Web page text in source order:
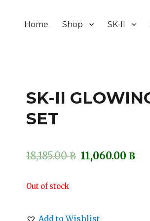
Home Shop SK-II
SK-II
SET
18,185.00฿ 11,060.00฿
Out of stock
Add to Wishlist